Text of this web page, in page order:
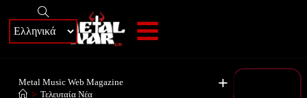
+
Metal Music Web Magazine
> Τελευταία Νέα